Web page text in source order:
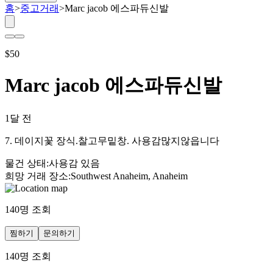
홈>중고거래>Marc jacob 에스파듀신발
$50
Marc jacob 에스파듀신발
1달 전
7. 데이지꽃 장식.찰고무밑창. 사용감많지않읍니다
물건 상태 :사용감 있음
희망 거래 장소:Southwest Anaheim, Anaheim
140명 조회
찜하기 문의하기
140명 조회